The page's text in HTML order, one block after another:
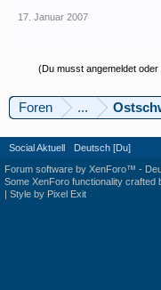
17. Januar 2007
(Du musst angemeldet
Foren ...
Social Aktuell Deutsch [Du]
Forum software by XenForo™ -
Some XenForo functionality crafted
| Style by Pixel Exit